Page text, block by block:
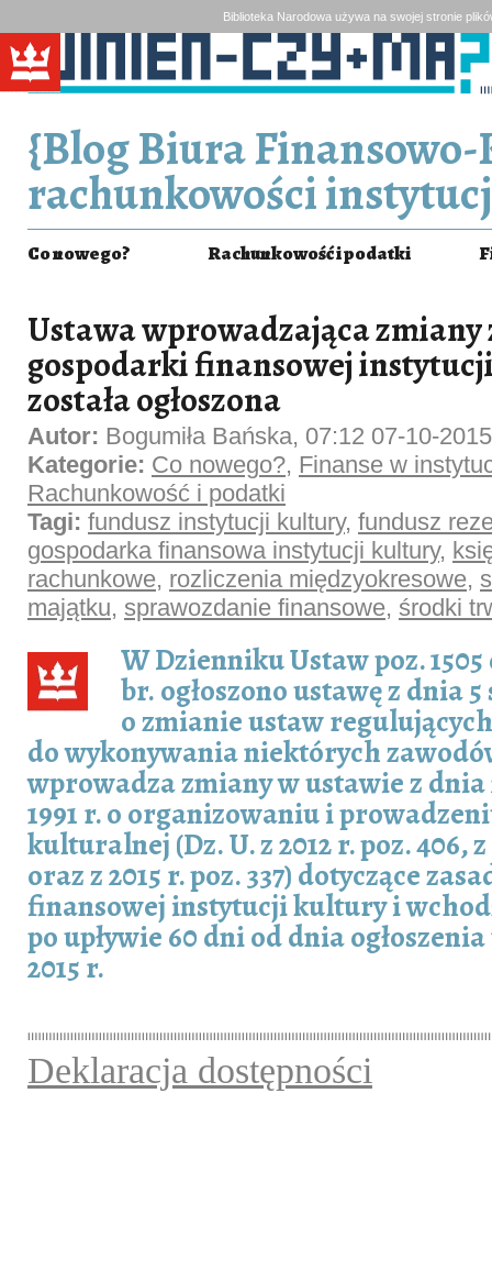
Biblioteka Narodowa używa na swojej stronie
{Blog Biura
rachunkowości
Co nowego? Rachunkowość i podatki
Ustawa wprowadzająca zmiany
gospodarki finansowej
została ogłoszona
Autor: Bogumiła Bańska, 07:12 07-10-2015
Kategorie: Co nowego?, Finanse w
Rachunkowość i podatki
Tagi: fundusz instytucji kultury, fundusz
gospodarka finansowa instytucji kultury,
rachunkowe, rozliczenia międzyokresowe,
majątku, sprawozdanie finansowe, środki
W Dzienniku Ustaw poz.
br. ogłoszono ustawę z dnia
o zmianie ustaw
do wykonywania niektórych
wprowadza zmiany w ustawie z
1991 r. o organizowaniu i
kulturalnej (Dz. U. z 2012 r. poz. 406, z
oraz z 2015 r. poz. 337) dotyczące
finansowej instytucji kultury i
po upływie 60 dni od dnia
2015 r.
Deklaracja dostępności